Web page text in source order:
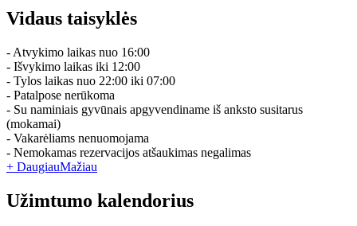
Vidaus taisyklės
- Atvykimo laikas nuo 16:00
- Išvykimo laikas iki 12:00
- Tylos laikas nuo 22:00 iki 07:00
- Patalpose nerūkoma
- Su naminiais gyvūnais apgyvendiname iš anksto susitarus
(mokamai)
- Vakarėliams nenuomojama
- Nemokamas rezervacijos atšaukimas negalimas
+ DaugiauMažiau
Užimtumo kalendorius